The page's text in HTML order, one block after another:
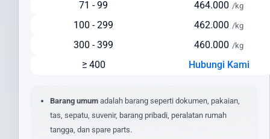
Faktor yang memengaruhi biaya pengiriman ke Montenegro
Berat dan dimensi paket
Lokasi pengiriman dan penerimaan
Layanan tambahan yang dipilih
Untuk mendapatkan estimasi biaya yang akurat, masukkan detail
pengiriman Anda pada kalkulator biaya di website kami. Anda juga
71 - 99 464.000 /kg
100 - 299 462.000 /kg
300 - 399 460.000 /kg
≥ 400 Hubungi Kami
Barang umum adalah barang seperti dokumen, pakaian,
tas, sepatu, suvenir, barang pribadi, peralatan rumah
tangga, dan spare parts.